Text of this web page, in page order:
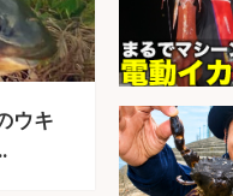
ウキ
フィッシ
計」
会社名